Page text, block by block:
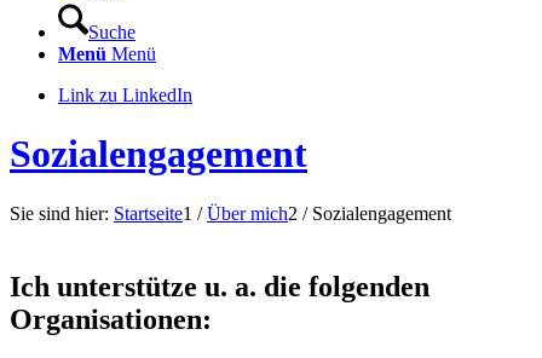
Suche
Menü Menü
Link zu LinkedIn
Sozialengagement
Sie sind hier: Startseite1 / Über mich2 / Sozialengagement
Ich unterstütze u. a. die folgenden
Organisationen: